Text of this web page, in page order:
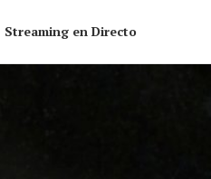
Streaming en Directo